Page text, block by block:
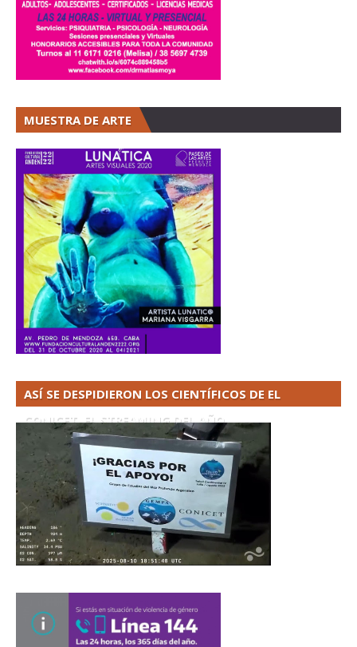
MUESTRA DE ARTE
ASÍ SE DESPIDIERON LOS CIENTÍFICOS DE EL
CONICET. EL STREAMING DEL AÑO